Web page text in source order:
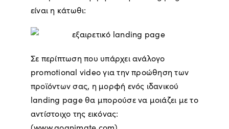
είναι η κάτωθι:
Σε περίπτωση που υπάρχει ανάλογο
promotional video για την προώθηση των
προϊόντων σας, η μορφή ενός ιδανικού
landing page θα μπορούσε να μοιάζει με το
αντίστοιχο της εικόνας: